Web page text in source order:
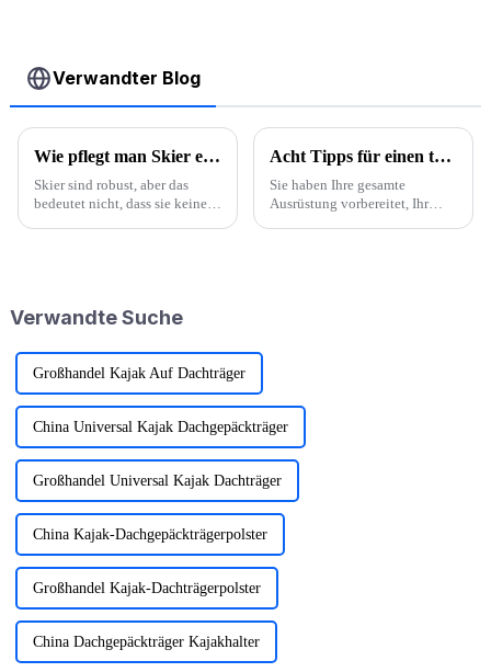
Verwandter Blog
Wie pflegt man Skier effektiv?
Skier sind robust, aber das
bedeutet nicht, dass sie keine
bewahren...
Acht Tipps für einen tollen Campingausflug bei Regen
Sie haben Ihre gesamte
Ausrüstung vorbereitet, Ihr
Verwandte Suche
Großhandel Kajak Auf Dachträger
China Universal Kajak Dachgepäckträger
Großhandel Universal Kajak Dachträger
China Kajak-Dachgepäckträgerpolster
Großhandel Kajak-Dachträgerpolster
China Dachgepäckträger Kajakhalter